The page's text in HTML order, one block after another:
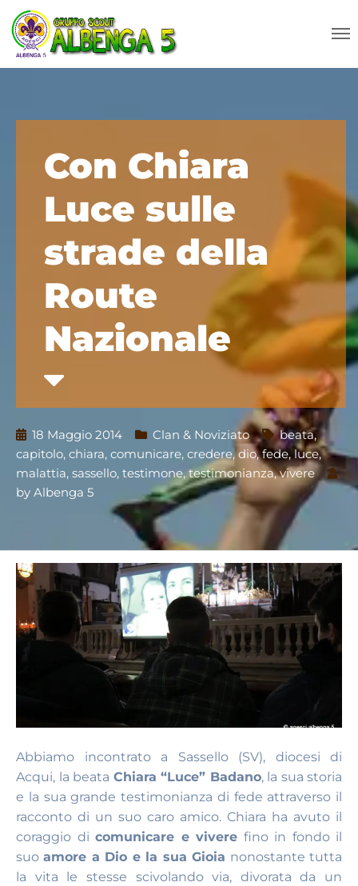
Con Chiara
Luce sulle
strade della
Route
Nazionale
18 Maggio 2014 Clan & Noviziato beata,
capitolo, chiara, comunicare, credere,dio,fede, luce,
malattia, sassello, testimone,testimonianza,vivere
by Albenga 5
Abbiamo incontrato a Sassello (SV), diocesi di
Acqui, la beata Chiara “Luce” Badano, la sua storia
e la sua grande testimonianza di fede attraverso il
racconto di un suo caro amico. Chiara ha avuto il
coraggio di comunicare e vivere fino in fondo il
suoamore a Dio e la sua Gioia nonostante tutta
la vita le stesse scivolando via, divorata da un